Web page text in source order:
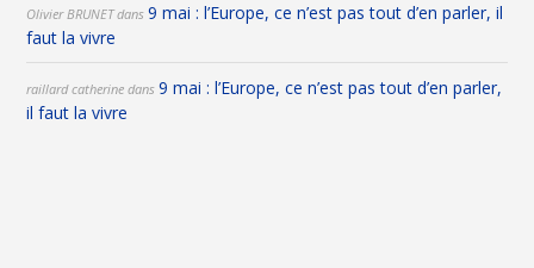
Olivier BRUNETdans9 mai : l’Europe, ce n’est pas tout d’en parler, il
faut la vivre
raillard catherine dans9 mai : l’Europe, ce n’est pas tout d’en parler,
il faut la vivre